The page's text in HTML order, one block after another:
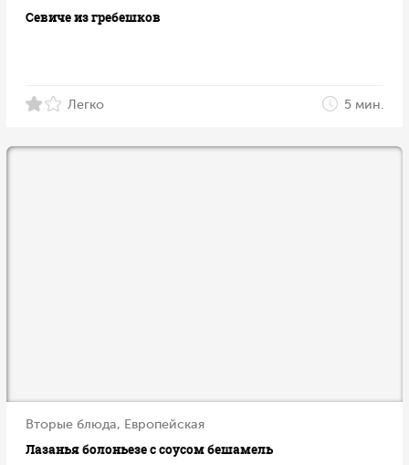
Севиче из гребешков
Легко 5 мин.
Вторые блюда, Европейская
Лазанья болоньезе с соусом бешамель